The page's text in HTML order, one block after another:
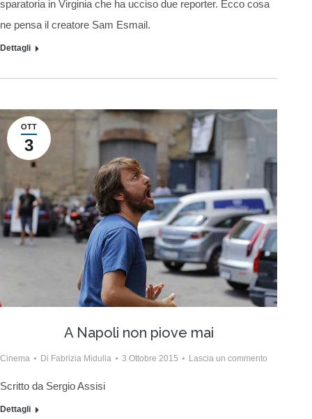
sparatoria in Virginia che ha ucciso due reporter. Ecco cosa
ne pensa il creatore Sam Esmail.
Dettagli
OTT
3
A Napoli non piove mai
Cinema Di Fabrizia Midulla 3 Ottobre 2015 Lascia un commento
Scritto da Sergio Assisi
Dettagli